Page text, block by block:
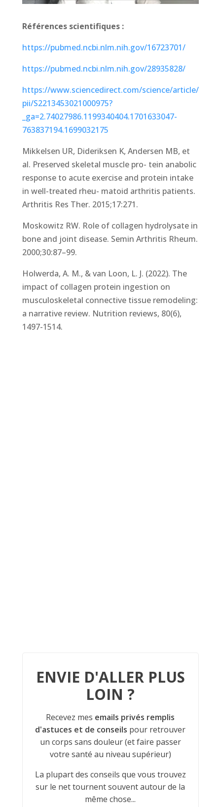
Références scientifiques :
https://pubmed.ncbi.nlm.nih.gov/16723701/
https://pubmed.ncbi.nlm.nih.gov/28935828/
https://www.sciencedirect.com/science/article/
pii/S2213453021000975?
_ga=2.74027986.1199340404.1701633047-
763837194.1699032175
Mikkelsen UR, Dideriksen K, Andersen MB, et
al. Preserved skeletal muscle pro- tein anabolic
response to acute exercise and protein intake
in well-treated rheu- matoid arthritis patients.
Arthritis Res Ther. 2015;17:271.
Moskowitz RW. Role of collagen hydrolysate in
bone and joint disease. Semin Arthritis Rheum.
2000;30:87–99.
Holwerda, A. M., & van Loon, L. J. (2022). The
impact of collagen protein ingestion on
musculoskeletal connective tissue remodeling:
a narrative review. Nutrition reviews, 80(6),
1497-1514.
ENVIE D'ALLER PLUS
LOIN ?
Recevez mes emails privés remplis
d'astuces et de conseils pour retrouver
un corps sans douleur (et faire passer
votre santé au niveau supérieur)
La plupart des conseils que vous trouvez
sur le net tournent souvent autour de la
même chose...